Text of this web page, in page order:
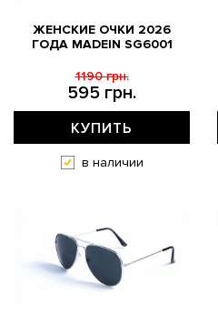
ЖЕНСКИЕ ОЧКИ 2026
ГОДА MADEIN SG6001
595 грн.
1190 грн.
КУПИТЬ
в наличии